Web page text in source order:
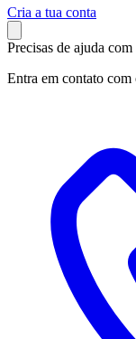
Cria a tua conta
Precisas de ajuda com
Entra em contato com